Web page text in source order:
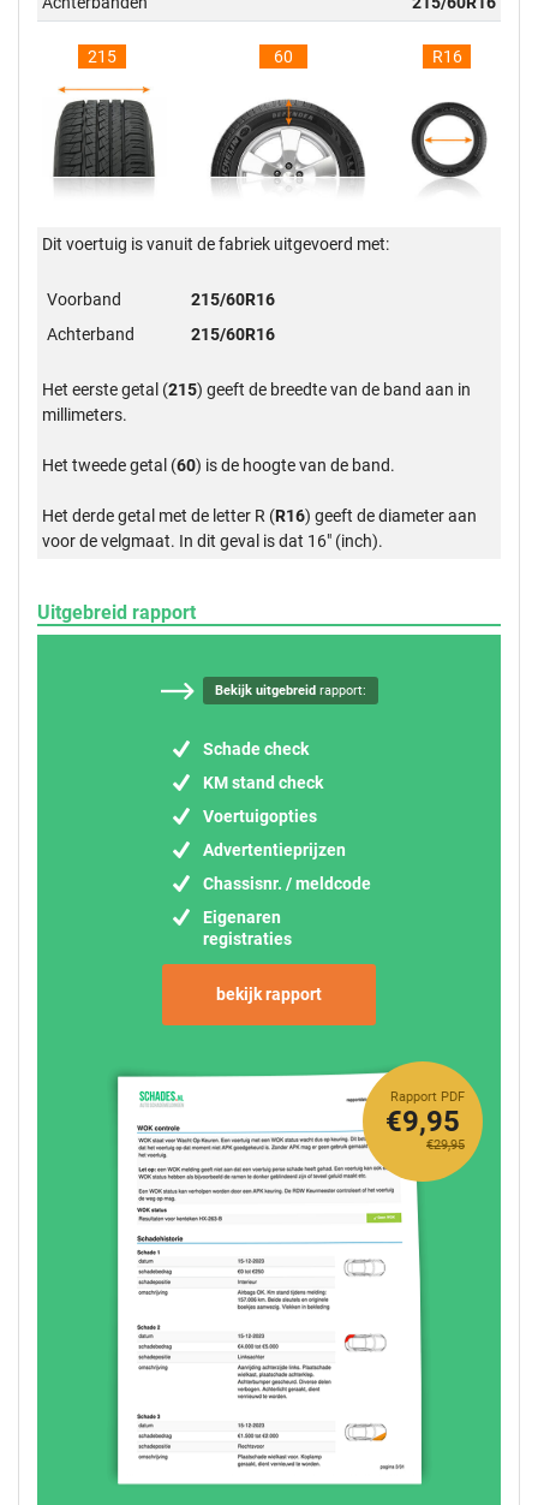
215 60 R16
Dit voertuig is vanuit de fabriek uitgevoerd met:
Voorband
215/60R16
Achterband
215/60R16
Het eerste getal (215) geeft de breedte van de band aan in
millimeters.
Het tweede getal (60) is de hoogte van de band.
Het derde getal met de letter R (R16) geeft de diameter aan
voor de velgmaat. In dit geval is dat 16" (inch).
Uitgebreid rapport
Bekijk uitgebreid rapport:
Schade check
KM stand check
Voertuigopties
Advertentieprijzen
Chassisnr. / meldcode
Eigenaren
registraties
bekijk rapport
Rapport PDF
€29,95
€9,95